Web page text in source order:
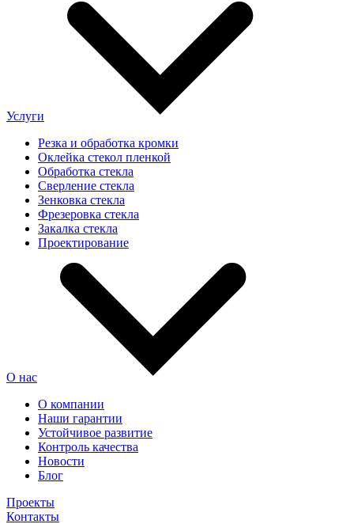
Услуги
Резка и обработка кромки
Оклейка стекол пленкой
Обработка стекла
Сверление стекла
Зенковка стекла
Фрезеровка стекла
Закалка стекла
Проектирование
О нас
О компании
Наши гарантии
Устойчивое развитие
Контроль качества
Новости
Блог
Проекты
Контакты